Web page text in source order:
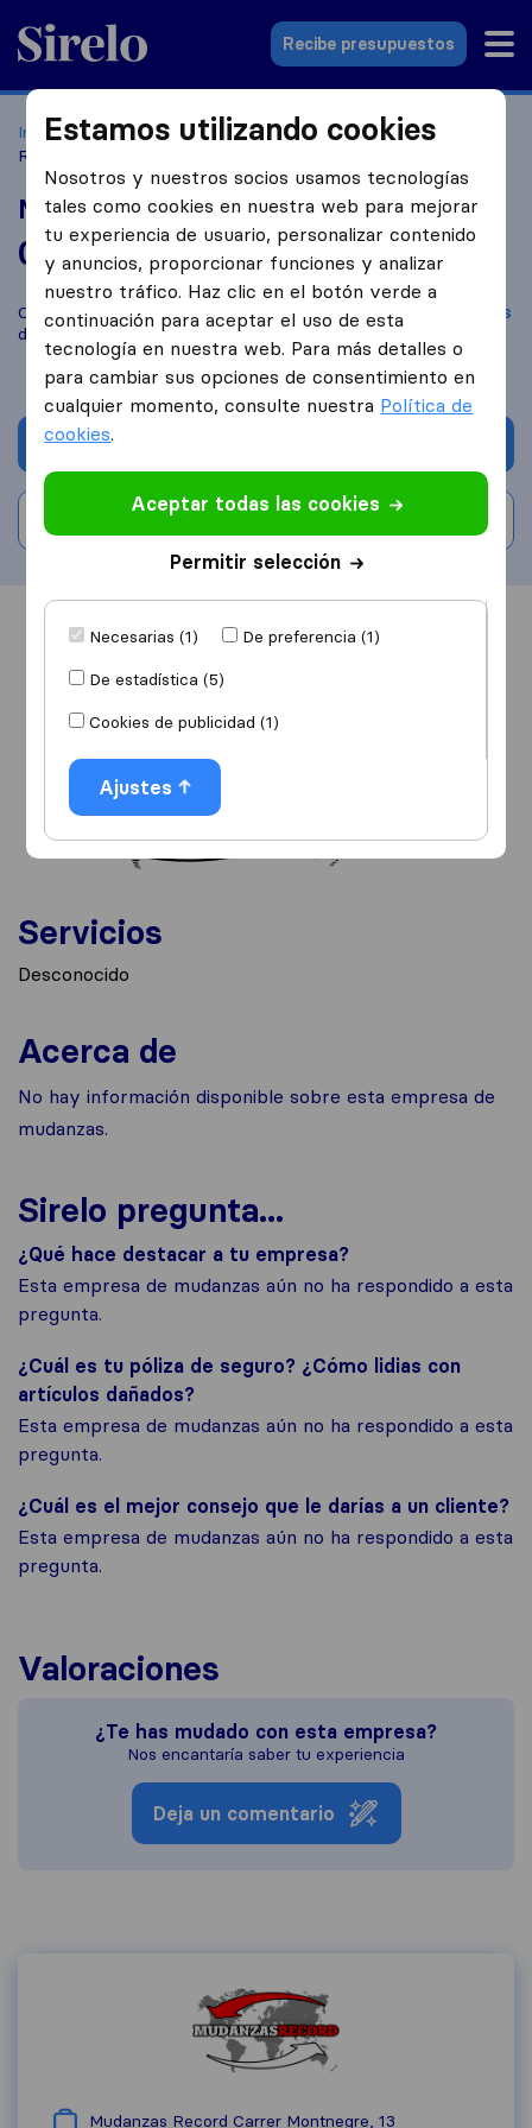
Sirelo.es
Recibe presupuestos
Inicio Empresas de mudanzas Barcelona
Mudanzas
Record
Mudanzas Record
0,0 basado en0
reseñas de Sirelo y Google
i
Compara Mudanzas Record con otrasempresas de mudanzas
de
Barcelona
Escribe una valoración
Información Valoraciones
Servicios
Desconocido
Acerca de
No hay información disponible sobre esta empresa de
mudanzas.
Sirelo pregunta...
¿Qué hace destacar a tu empresa?
Esta empresa de mudanzas aún no ha respondido a esta
pregunta.
¿Cuál es tu póliza de seguro? ¿Cómo lidias con
artículos dañados?
Esta empresa de mudanzas aún no ha respondido a esta
pregunta.
¿Cuál es el mejor consejo que le darías a un cliente?
Esta empresa de mudanzas aún no ha respondido a esta
pregunta.
Valoraciones
¿Te has mudado con esta empresa?
Nos encantaría saber tu experiencia
Deja un comentario
Mudanzas Record Carrer Montnegre, 13
Estamos utilizando cookies
Nosotros y nuestros socios usamos tecnologías
tales como cookies en nuestra web para mejorar
tu experiencia de usuario, personalizar contenido
y anuncios, proporcionar funciones y analizar
nuestro tráfico. Haz clic en el botón verde a
continuación para aceptar el uso de esta
tecnología en nuestra web. Para más detalles o
para cambiar sus opciones de consentimiento en
cualquier momento, consulte nuestra Política de
cookies.
Aceptar todas las cookies
Permitir selección
Necesarias (1)
De preferencia (1)
De estadística (5)
Cookies de publicidad (1)
Ajustes